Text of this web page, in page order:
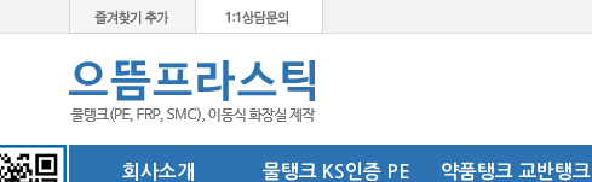
회사소개 물탱크 KS인증 PE 약품탱크 교반탱크